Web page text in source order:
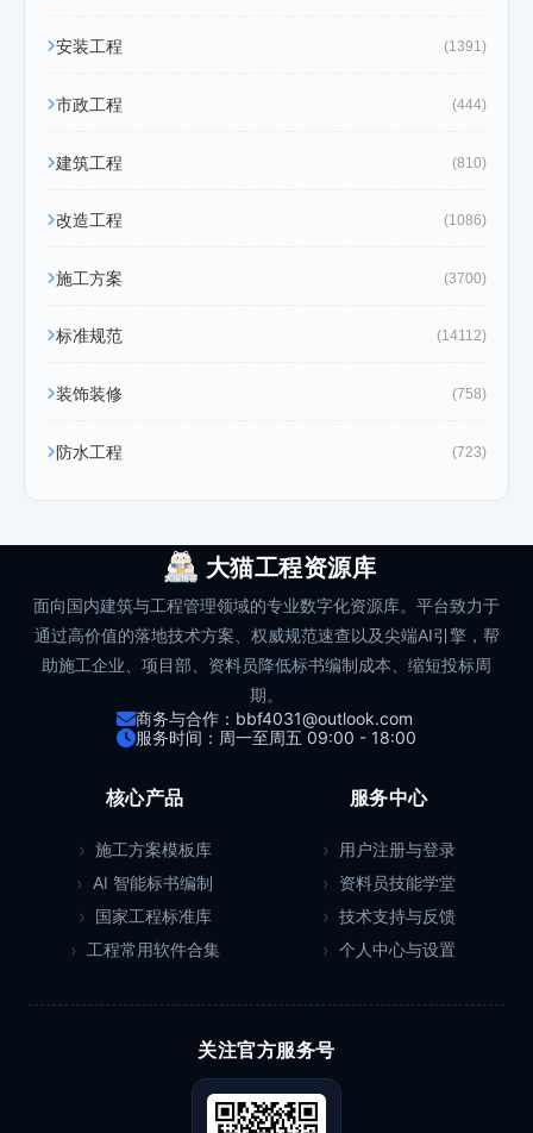
安装工程 (1391)
市政工程 (444)
建筑工程 (810)
改造工程 (1086)
施工方案 (3700)
标准规范 (14112)
装饰装修 (758)
防水工程 (723)
大猫工程资源库
面向国内建筑与工程管理领域的专业数字化资源库。平台致力于
通过高价值的落地技术方案、权威规范速查以及尖端AI引擎，帮
助施工企业、项目部、资料员降低标书编制成本、缩短投标周
期。
商务与合作：bbf4031@outlook.com
服务时间：周一至周五 09:00 - 18:00
核心产品
施工方案模板库
AI 智能标书编制
国家工程标准库
工程常用软件合集
服务中心
用户注册与登录
资料员技能学堂
技术支持与反馈
个人中心与设置
关注官方服务号